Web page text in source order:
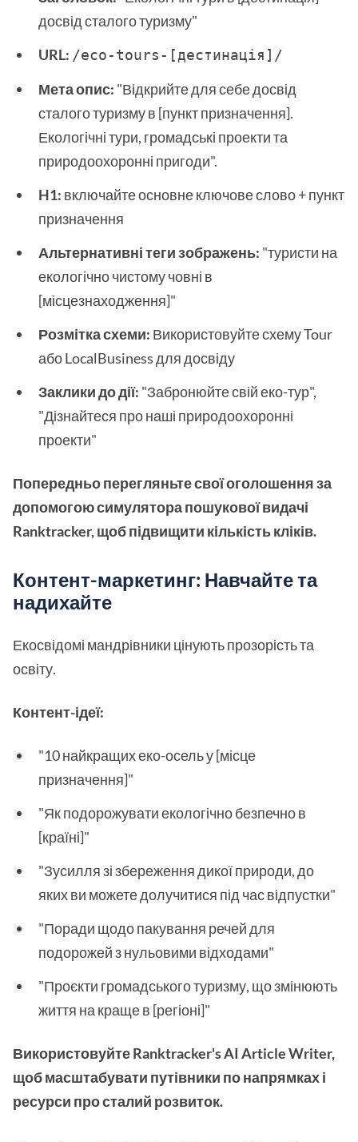
досвід сталого туризму"
URL: /eco-tours-[дестинація]/
Мета опис: "Відкрийте для себе досвід
сталого туризму в [пункт призначення].
Екологічні тури, громадські проекти та
природоохоронні пригоди".
H1: включайте основне ключове слово + пункт
призначення
Альтернативні теги зображень: "туристи на
екологічно чистому човні в
[місцезнаходження]"
Розмітка схеми: Використовуйте схему Tour
або LocalBusiness для досвіду
Заклики до дії: "Забронюйте свій еко-тур",
"Дізнайтеся про наші природоохоронні
проекти"
Попередньо перегляньте свої оголошення за
допомогою симулятора пошукової видачі
Ranktracker, щоб підвищити кількість кліків.
Контент-маркетинг: Навчайте та
надихайте
Екосвідомі мандрівники цінують прозорість та
освіту.
Контент-ідеї:
"10 найкращих еко-осель у [місце
призначення]"
"Як подорожувати екологічно безпечно в
[країні]"
"Зусилля зі збереження дикої природи, до
яких ви можете долучитися під час відпустки"
"Поради щодо пакування речей для
подорожей з нульовими відходами"
"Проєкти громадського туризму, що змінюють
життя на краще в [регіоні]"
Використовуйте Ranktracker's AI Article Writer,
щоб масштабувати путівники по напрямках і
ресурси про сталий розвиток.